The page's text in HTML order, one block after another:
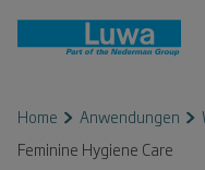
Home Anwendungen
Feminine Hygiene Care